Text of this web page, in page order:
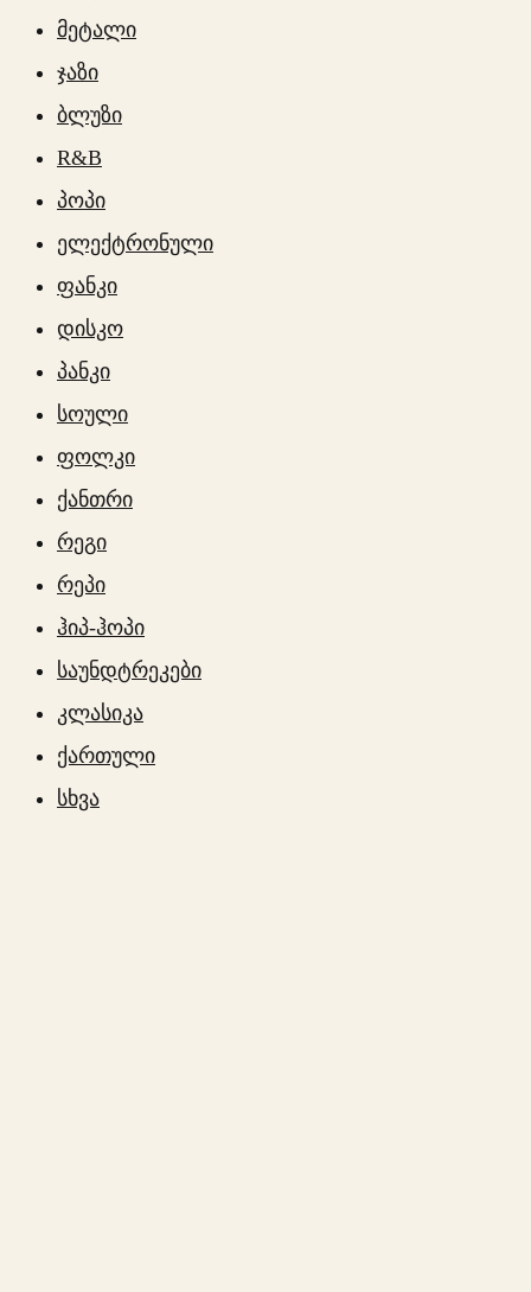
მეტალი
ჯაზი
ბლუზი
R&B
პოპი
ელექტრონული
ფანკი
დისკო
პანკი
სოული
ფოლკი
ქანთრი
რეგი
რეპი
ჰიპ-ჰოპი
საუნდტრეკები
კლასიკა
ქართული
სხვა